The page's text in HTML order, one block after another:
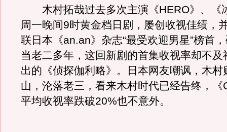
木村拓哉过去多次主演《HERO》、《
周一晚间9时黄金档日剧，屡创收视佳绩，
联日本《an.an》杂志“最受欢迎男星”榜首
当老二多年，这回新剧的首集收视率却不及
出的《侦探伽利略》。日本网友嘲讽，木村
山，沦落老三，看来木村时代已经告终，《
平均收视率跌破20%也不意外。